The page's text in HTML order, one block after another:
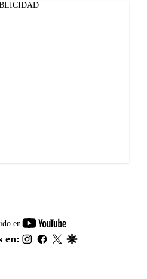
en
youtube-
footer
en: instagram
facebook
twitter